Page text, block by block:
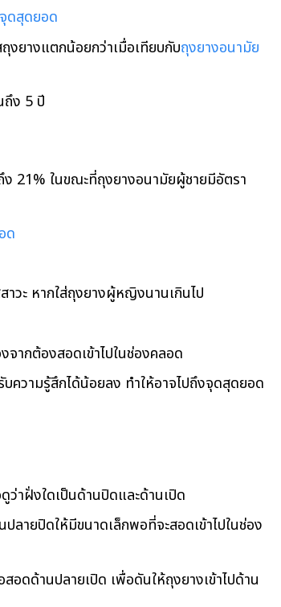
จุดสุดยอด
งยางแตกน้อยกว่าเมื่อเทียบกับถุงยางอนามัย
ถึง 5 ปี
21% ในขณะที่ถุงยางอนามัยผู้ชายมีอัตรา
ด
าวะ หากใส่ถุงยางผู้หญิงนานเกินไป
จากต้องสอดเข้าไปในช่องคลอด
ความรู้สึกได้น้อยลง ทำให้อาจไปถึงจุดสุดยอด
าฝั่งใดเป็นด้านปิดและด้านเปิด
ลายปิดให้มีขนาดเล็กพอที่จะสอดเข้าไปในช่อง
อดด้านปลายเปิด เพื่อดันให้ถุงยางเข้าไปด้าน